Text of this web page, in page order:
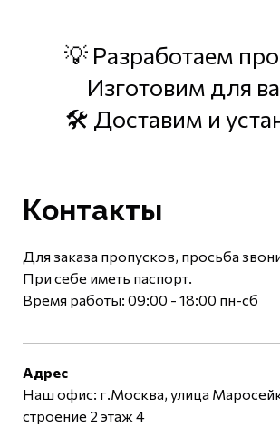
💡 Разработаем
Изготовим для
🛠 Доставим и
Контакты
Для заказа пропусков, просьба
При себе иметь паспорт.
Время работы: 09:00 - 18:00 пн-сб
Адрес
Наш офис: г.Москва, улица
строение 2 этаж 4